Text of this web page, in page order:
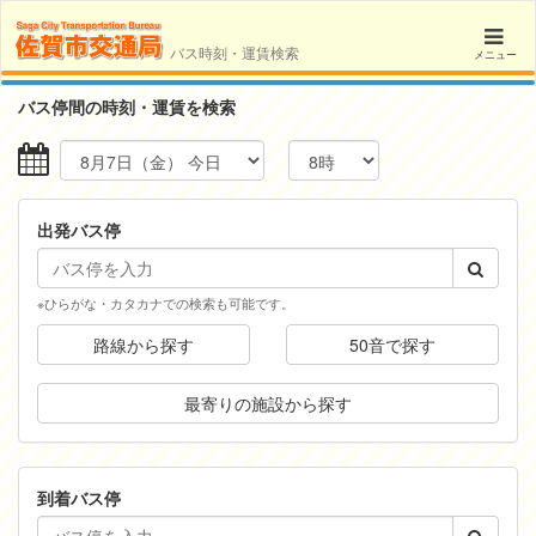
メニュー
バス時刻・運賃検索
バス停間の時刻・運賃を検索
出発バス停
※ひらがな・カタカナでの検索も可能です。
路線から探す 50音で探す
最寄りの施設から探す
到着バス停